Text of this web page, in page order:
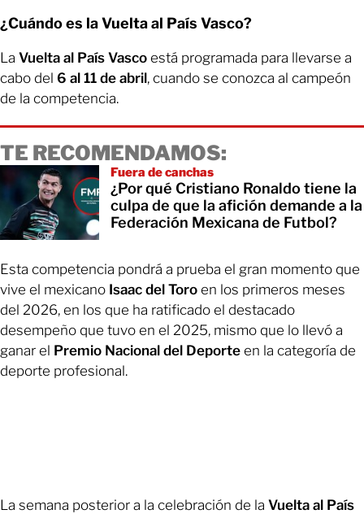
¿Cuándo es la Vuelta al País Vasco?
La Vuelta al País Vasco está programada para llevarse a
cabo del 6 al 11 de abril, cuando se conozca al campeón
de la competencia.
TE RECOMENDAMOS:
Fuera de canchas
¿Por qué Cristiano Ronaldo tiene la
culpa de que la afición demande a la
Federación Mexicana de Futbol?
Esta competencia pondrá a prueba el gran momento que
vive el mexicano Isaac del Toro en los primeros meses
del 2026, en los que ha ratificado el destacado
desempeño que tuvo en el 2025, mismo que lo llevó a
ganar el Premio Nacional del Deporte en la categoría de
deporte profesional.
La semana posterior a la celebración de la Vuelta al País